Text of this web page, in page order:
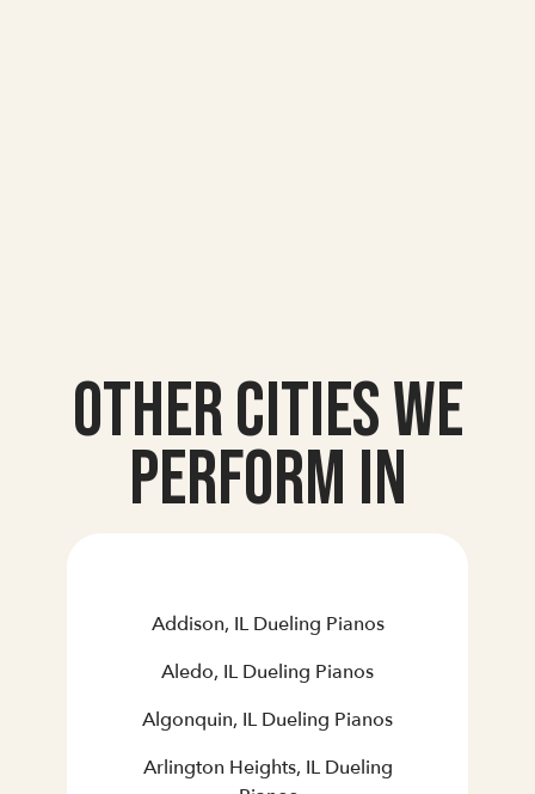
Other Cities we
Perform In
Addison, IL Dueling Pianos
Aledo, IL Dueling Pianos
Algonquin, IL Dueling Pianos
Arlington Heights, IL Dueling